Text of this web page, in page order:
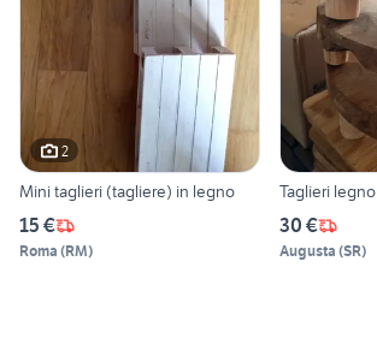
2
Mini taglieri (tagliere) in legno
15 €
Roma (RM)
Taglieri legno
30 €
Augusta (SR)